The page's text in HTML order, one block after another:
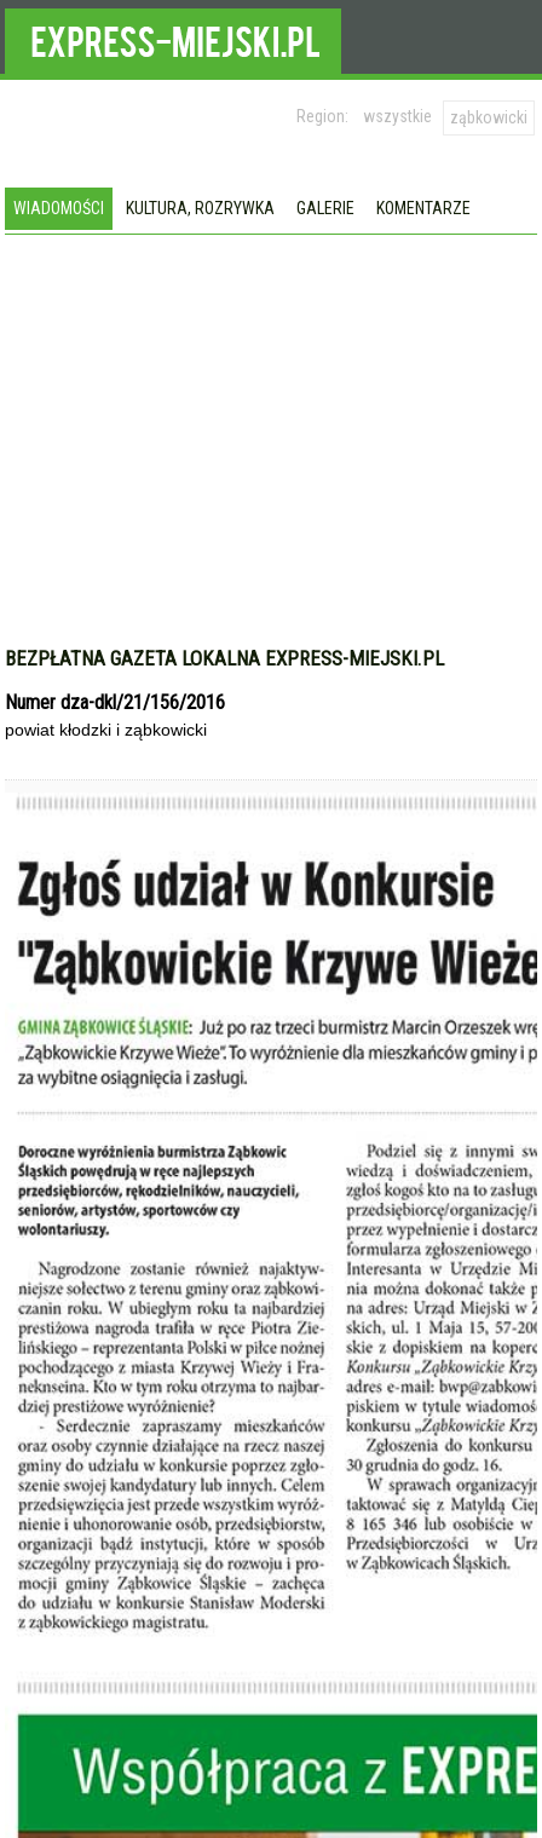
Region: wszystkie ząbkowicki
WIADOMOŚCI KULTURA, ROZRYWKA GALERIE KOMENTARZE
BEZPŁATNA GAZETA LOKALNA EXPRESS-MIEJSKI.PL
Numer dza-dkl/21/156/2016
powiat kłodzki i ząbkowicki